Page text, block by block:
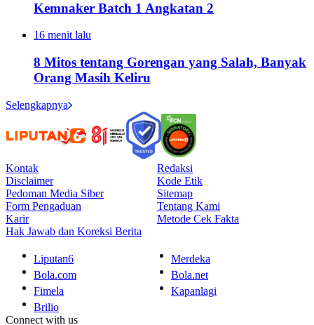
Kemnaker Batch 1 Angkatan 2
16 menit lalu
8 Mitos tentang Gorengan yang Salah, Banyak
Orang Masih Keliru
Selengkapnya
Kontak
Redaksi
Disclaimer
Kode Etik
Pedoman Media Siber
Sitemap
Form Pengaduan
Tentang Kami
Karir
Metode Cek Fakta
Hak Jawab dan Koreksi Berita
Liputan6
Merdeka
Bola.com
Bola.net
Fimela
Kapanlagi
Brilio
Connect with us